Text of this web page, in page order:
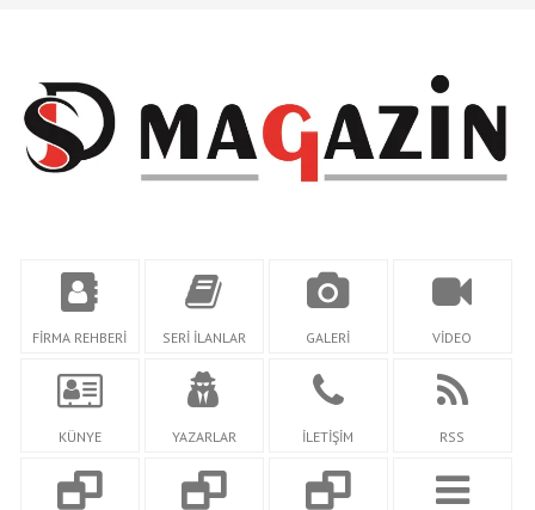
FİRMA REHBERİ SERİ İLANLAR GALERİ VİDEO
KÜNYE YAZARLAR İLETİŞİM RSS